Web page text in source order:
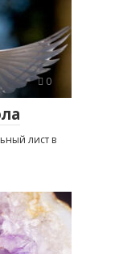
0
лист в